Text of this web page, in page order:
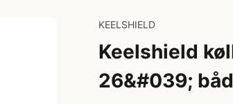
KEELSHIELD
Keelshield
26&#039;